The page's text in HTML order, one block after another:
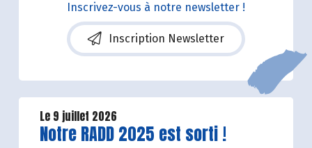
Inscrivez-vous à notre newsletter !
Inscription Newsletter
Le 9 juillet 2026
Lire la suite de l'article
Notre RADD 2025 est sorti !